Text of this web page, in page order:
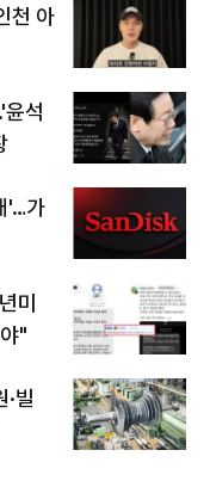
천 아
석
'…가
미
"
빌